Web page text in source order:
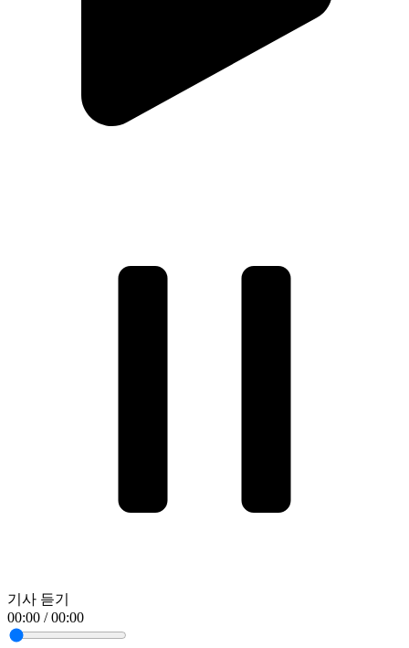
기사 듣기
00:00 / 00:00